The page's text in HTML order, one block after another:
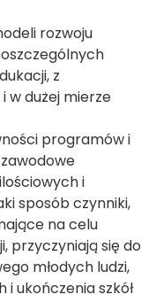
rozwoju
z
w dużej mierze
programów i
i
sposób czynniki,
na celu
przyczyniają się do
młodych ludzi,
ukończenia szkół